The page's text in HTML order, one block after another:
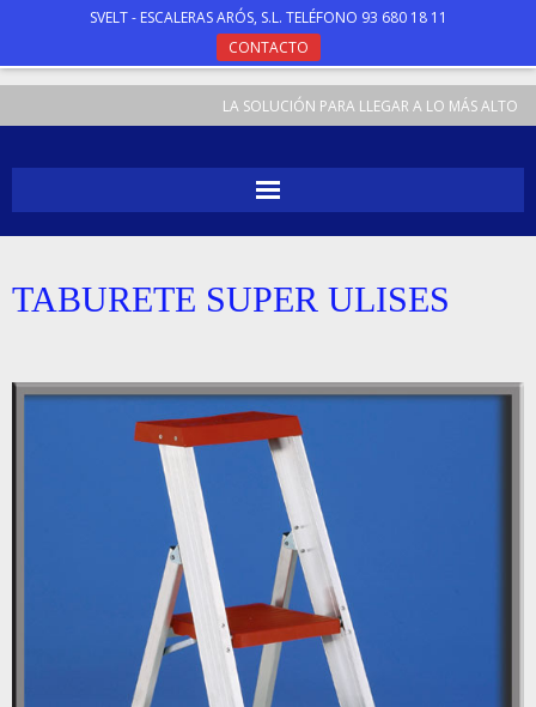
SVELT - ESCALERAS ARÓS, S.L. TELÉFONO 93 680 18 11
CONTACTO
LA SOLUCIÓN PARA LLEGAR A LO MÁS ALTO
INICIO
ESCALERAS
BARANDILLAS
TABURETE SUPER ULISES